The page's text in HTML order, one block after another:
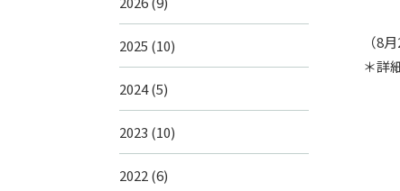
2025 (10)
2024(5)
2023 (10)
2022 (6)
（8
＊詳